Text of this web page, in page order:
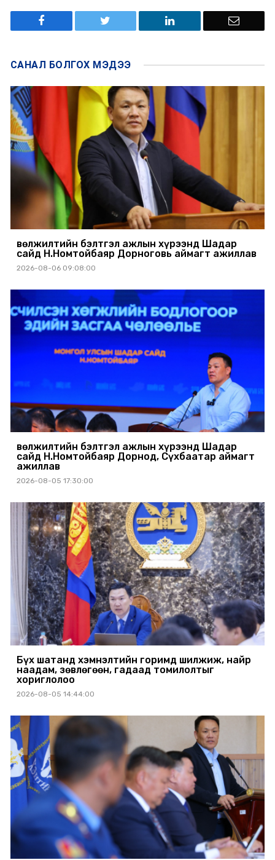
САНАЛ БОЛГОХ МЭДЭЭ
Өвөлжилтийн бэлтгэл ажлын хүрээнд Шадар
сайд Н.Номтойбаяр Дорноговь аймагт ажиллав
2026-08-06 09:08:00
Өвөлжилтийн бэлтгэл ажлын хүрээнд Шадар
сайд Н.Номтойбаяр Дорнод, Сүхбаатар аймагт
ажиллав
2026-08-05 17:30:00
Бүх шатанд хэмнэлтийн горимд шилжиж, найр
наадам, зөвлөгөөн, гадаад томилолтыг
хориглолоо
2026-08-05 14:44:00